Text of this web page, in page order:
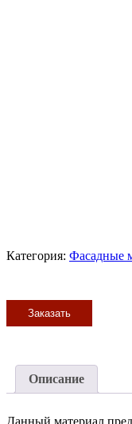
Категория: Фасадные
Заказать
Описание
Данный материал